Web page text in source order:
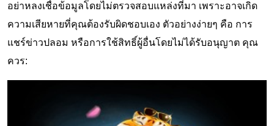
อย่าหลงเชื่อข้อมูลโดยไม่ตรวจสอบแหล่งที่มา เพราะอาจเกิด
ความเสียหายที่คุณต้องรับผิดชอบเอง ตัวอย่างง่ายๆ คือ การ
แชร์ข่าวปลอม หรือการใช้สิทธิ์ผู้อื่นโดยไม่ได้รับอนุญาต คุณ
ควร: